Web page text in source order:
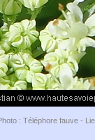
: Téléphore fauve -